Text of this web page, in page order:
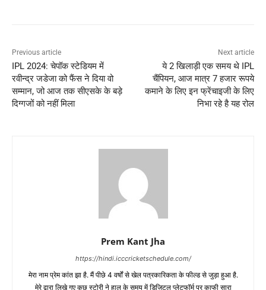
Previous article
IPL 2024: चेपॉक स्टेडियम में
रवीन्द्र जडेजा को फैंस ने दिया वो
सम्मान, जो आज तक सीएसके के बड़े
दिग्गजों को नहीं मिला
Next article
ये 2 खिलाड़ी एक समय थे IPL
चैंपियन, आज मात्र 7 हजार रूपये
कमाने के लिए इन फ्रेंचाइजी के लिए
निभा रहे है यह रोल
Prem Kant Jha
https://hindi.icccricketschedule.com/
मेरा नाम प्रेम कांत झा है. मैं पीछे 4 वर्षों से खेल पत्रकारिकता के फील्ड से जुड़ा हुआ है.
मेरे द्वारा लिखे गए कुछ स्टोरी ने हाल के समय में डिजिटल प्लेटफॉर्म पर काफी सारा